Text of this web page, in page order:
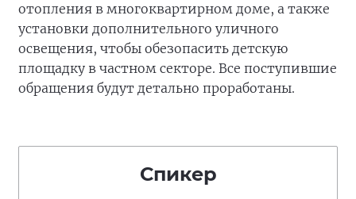
отопления в многоквартирном доме, а также
установки дополнительного уличного
освещения, чтобы обезопасить детскую
площадку в частном секторе. Все поступившие
обращения будут детально проработаны.
Спикер